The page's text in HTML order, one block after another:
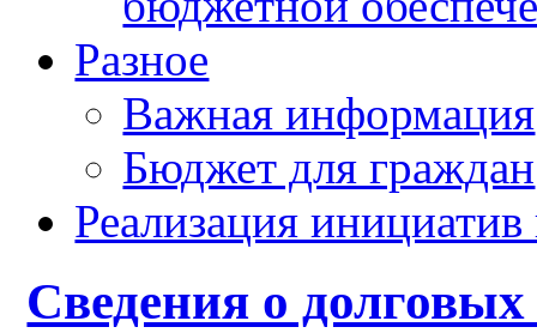
Разное
Важная информация
Бюджет для граждан
Реализация
Сведения о долговых